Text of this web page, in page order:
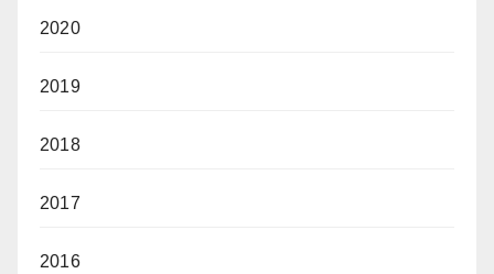
2020
2019
2018
2017
2016